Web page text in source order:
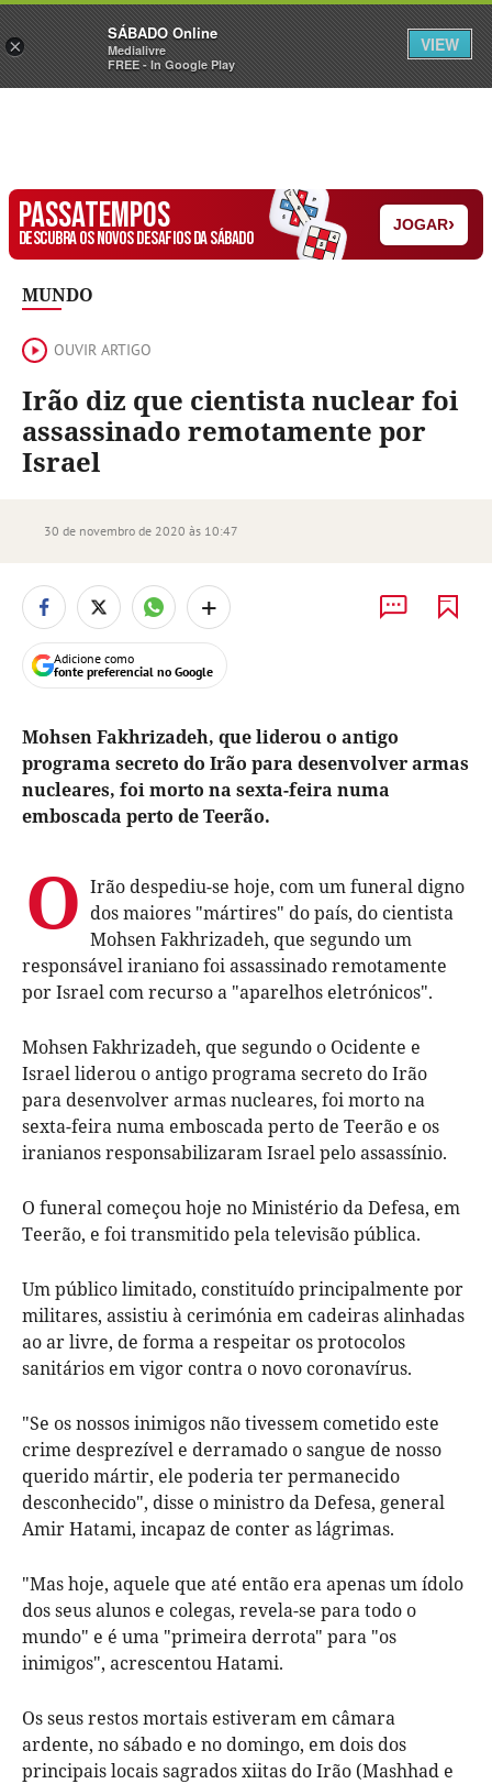
Sábado Assine Iniciar Sessão
PASSATEMPOS
DESCUBRA OS NOVOS DESAFIOS DA SÁBADO
JOGAR›
MUNDO
OUVIR ARTIGO
Irão diz que cientista nuclear foi
assassinado remotamente por
Israel
30 de novembro de 2020 às 10:47
+
Adicione como
fonte preferencial no Google
Mohsen Fakhrizadeh, que liderou o antigo
programa secreto do Irão para desenvolver armas
nucleares, foi morto na sexta-feira numa
emboscada perto de Teerão.
O Irão despediu-se hoje, com um funeral digno
dos maiores "mártires" do país, do cientista
Mohsen Fakhrizadeh, que segundo um
responsável iraniano foi assassinado remotamente
por Israel com recurso a "aparelhos eletrónicos".
Mohsen Fakhrizadeh, que segundo o Ocidente e
Israel liderou o antigo programa secreto do Irão
para desenvolver armas nucleares, foi morto na
sexta-feira numa emboscada perto de Teerão e os
iranianos responsabilizaram Israel pelo assassínio.
O funeral começou hoje no Ministério da Defesa, em
Teerão, e foi transmitido pela televisão pública.
Um público limitado, constituído principalmente por
militares, assistiu à cerimónia em cadeiras alinhadas
ao ar livre, de forma a respeitar os protocolos
sanitários em vigor contra o novo coronavírus.
"Se os nossos inimigos não tivessem cometido este
crime desprezível e derramado o sangue de nosso
querido mártir, ele poderia ter permanecido
desconhecido", disse o ministro da Defesa, general
Amir Hatami, incapaz de conter as lágrimas.
"Mas hoje, aquele que até então era apenas um ídolo
dos seus alunos e colegas, revela-se para todo o
mundo" e é uma "primeira derrota" para "os
inimigos", acrescentou Hatami.
Os seus restos mortais estiveram em câmara
ardente, no sábado e no domingo, em dois dos
principais locais sagrados xiitas do Irão (Mashhad e
×
SÁBADO Online
Medialivre
FREE - In Google Play
VIEW